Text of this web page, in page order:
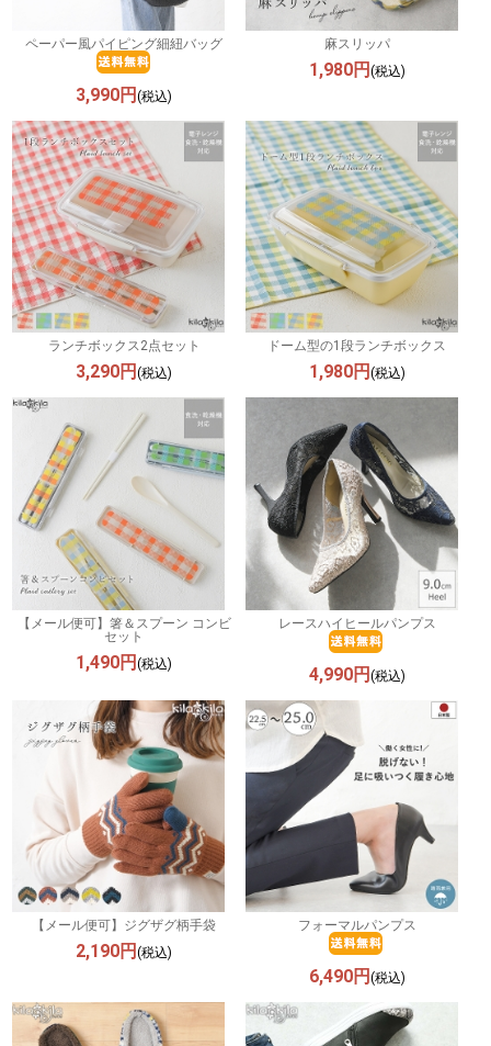
ペーパー風パイピング細紐バッグ
3,990円(税込)
麻スリッパ
1,980円 (税込)
ランチボックス2点セット
3,290円(税込)
ドーム型の1段ランチボックス
1,980円 (税込)
【メール便可】箸＆スプーン コンビ
セット
1,490円(税込)
レースハイヒールパンプス
4,990円 (税込)
【メール便可】ジグザグ柄手袋
2,190円(税込)
フォーマルパンプス
6,490円 (税込)